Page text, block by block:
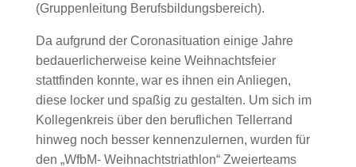
(Gruppenleitung Berufsbildungsbereich).
Da aufgrund der Coronasituation einige Jahre
bedauerlicherweise keine Weihnachtsfeier
stattfinden konnte, war es ihnen ein Anliegen,
diese locker und spaßig zu gestalten. Um sich im
Kollegenkreis über den beruflichen Tellerrand
hinweg noch besser kennenzulernen, wurden für
den „WfbM- Weihnachtstriathlon“ Zweierteams